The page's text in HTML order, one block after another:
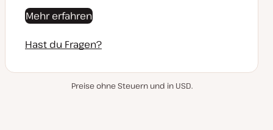
Mehr erfahren
Hast du Fragen?
Preise ohne Steuern und in USD.